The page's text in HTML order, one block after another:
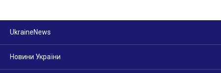
UkraineNews
Новини України